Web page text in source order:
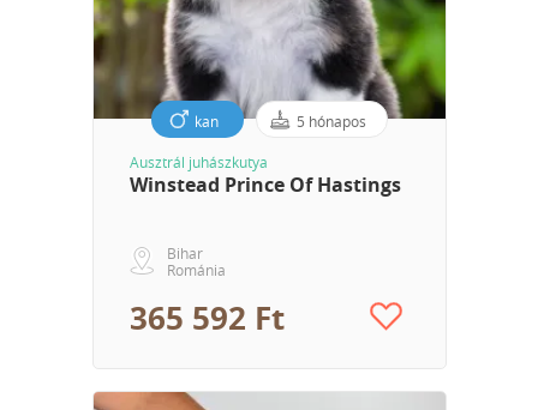
kan 5 hónapos
Ausztrál juhászkutya
Winstead Prince Of Hastings
Bihar
Románia
365 592 Ft